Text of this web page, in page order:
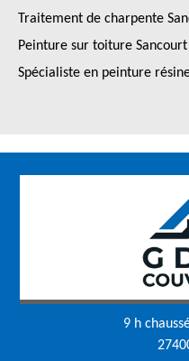
Traitement de charpente
Peinture sur toiture
Spécialiste en peinture
9 h